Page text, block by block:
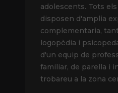
adolescents. Tots
disposen d'amplia
complementaria,
logopèdia i
d'un equip de
familiar, de parella i
trobareu a la zona